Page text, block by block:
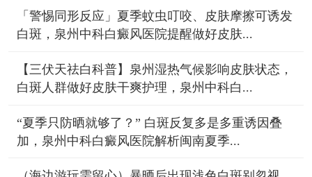
「警惕同形反应」夏季蚊虫叮咬、皮肤摩擦可诱发
白斑，泉州中科白癜风医院提醒做好皮肤...
【三伏天祛白科普】泉州湿热气候影响皮肤状态，
白斑人群做好皮肤干爽护理，泉州中科白...
“夏季只防晒就够了？” 白斑反复多是多重诱因叠
加，泉州中科白癜风医院解析闽南夏季...